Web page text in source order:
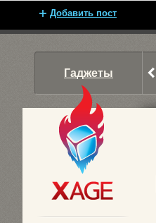
Добавить пост
Гаджеты